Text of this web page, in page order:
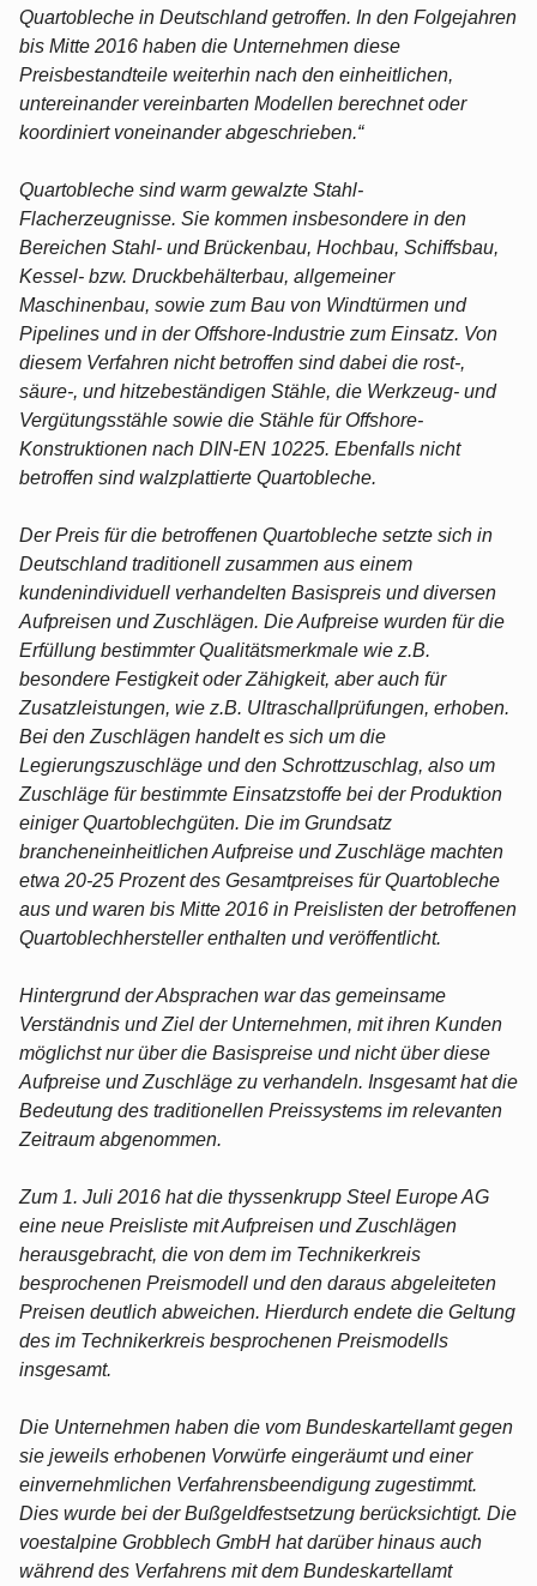
Quartobleche in Deutschland getroffen. In den Folgejahren
bis Mitte 2016 haben die Unternehmen diese
Preisbestandteile weiterhin nach den einheitlichen,
untereinander vereinbarten Modellen berechnet oder
koordiniert voneinander abgeschrieben.“
Quartobleche sind warm gewalzte Stahl-
Flacherzeugnisse. Sie kommen insbesondere in den
Bereichen Stahl- und Brückenbau, Hochbau, Schiffsbau,
Kessel- bzw. Druckbehälterbau, allgemeiner
Maschinenbau, sowie zum Bau von Windtürmen und
Pipelines und in der Offshore-Industrie zum Einsatz. Von
diesem Verfahren nicht betroffen sind dabei die rost-,
säure-, und hitzebeständigen Stähle, die Werkzeug- und
Vergütungsstähle sowie die Stähle für Offshore-
Konstruktionen nach DIN-EN 10225. Ebenfalls nicht
betroffen sind walzplattierte Quartobleche.
Der Preis für die betroffenen Quartobleche setzte sich in
Deutschland traditionell zusammen aus einem
kundenindividuell verhandelten Basispreis und diversen
Aufpreisen und Zuschlägen. Die Aufpreise wurden für die
Erfüllung bestimmter Qualitätsmerkmale wie z.B.
besondere Festigkeit oder Zähigkeit, aber auch für
Zusatzleistungen, wie z.B. Ultraschallprüfungen, erhoben.
Bei den Zuschlägen handelt es sich um die
Legierungszuschläge und den Schrottzuschlag, also um
Zuschläge für bestimmte Einsatzstoffe bei der Produktion
einiger Quartoblechgüten. Die im Grundsatz
brancheneinheitlichen Aufpreise und Zuschläge machten
etwa 20-25 Prozent des Gesamtpreises für Quartobleche
aus und waren bis Mitte 2016 in Preislisten der betroffenen
Quartoblechhersteller enthalten und veröffentlicht.
Hintergrund der Absprachen war das gemeinsame
Verständnis und Ziel der Unternehmen, mit ihren Kunden
möglichst nur über die Basispreise und nicht über diese
Aufpreise und Zuschläge zu verhandeln. Insgesamt hat die
Bedeutung des traditionellen Preissystems im relevanten
Zeitraum abgenommen.
Zum 1. Juli 2016 hat die thyssenkrupp Steel Europe AG
eine neue Preisliste mit Aufpreisen und Zuschlägen
herausgebracht, die von dem im Technikerkreis
besprochenen Preismodell und den daraus abgeleiteten
Preisen deutlich abweichen. Hierdurch endete die Geltung
des im Technikerkreis besprochenen Preismodells
insgesamt.
Die Unternehmen haben die vom Bundeskartellamt gegen
sie jeweils erhobenen Vorwürfe eingeräumt und einer
einvernehmlichen Verfahrensbeendigung zugestimmt.
Dies wurde bei der Bußgeldfestsetzung berücksichtigt. Die
voestalpine Grobblech GmbH hat darüber hinaus auch
während des Verfahrens mit dem Bundeskartellamt